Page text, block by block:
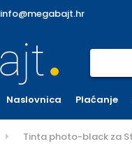
info@megabajt.hr
Naslovnica Plaćanje
Tinta photo-black za